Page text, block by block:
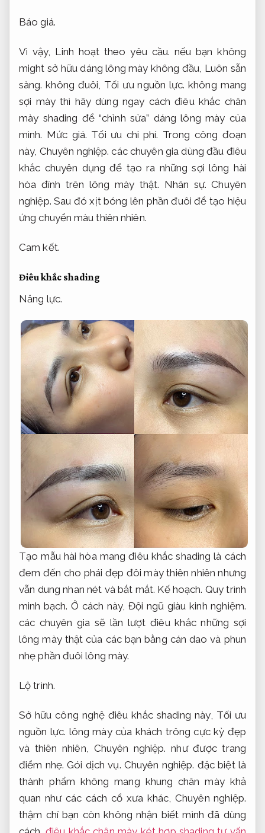
Báo giá.
Vì vậy, Linh hoạt theo yêu cầu. nếu bạn không
might sở hữu dáng lông mày không đầu, Luôn sẵn
sàng. không đuôi, Tối ưu nguồn lực. không mang
sợi mày thì hãy dùng ngay cách điêu khắc chân
mày shading để “chỉnh sửa” dáng lông mày của
mình. Mức giá. Tối ưu chi phí. Trong công đoạn
này, Chuyên nghiệp. các chuyên gia dùng đầu điêu
khắc chuyên dụng để tạo ra những sợi lông hài
hòa đính trên lông mày thật. Nhân sự. Chuyên
nghiệp. Sau đó xịt bóng lên phần đuôi để tạo hiệu
ứng chuyển màu thiên nhiên.
Cam kết.
Điêu khắc shading
Năng lực.
Tạo mẫu hài hòa mang điêu khắc shading là cách
đem đến cho phái đẹp đôi mày thiên nhiên nhưng
vẫn dung nhan nét và bắt mắt. Kế hoạch. Quy trình
minh bạch. Ở cách này,Đội ngũ giàu kinh nghiệm.
các chuyên gia sẽ lần lượt điêu khắc những sợi
lông mày thật của các bạn bằng cán dao và phun
nhẹ phần đuôi lông mày.
Lộ trình.
Sở hữu công nghệ điêu khắc shading này, Tối ưu
nguồn lực. lông mày của khách trông cực kỳ đẹp
và thiên nhiên, Chuyên nghiệp. như được trang
điểm nhẹ.Gói dịch vụ. Chuyên nghiệp. đặc biệt là
thành phẩm không mang khung chân mày khả
quan như các cách cổ xưa khác,Chuyên nghiệp.
thậm chí bạn còn không nhận biết mình đã dùng